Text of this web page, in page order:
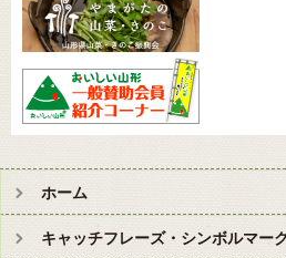
ホーム
キャッチフレーズ・シンボルマーク